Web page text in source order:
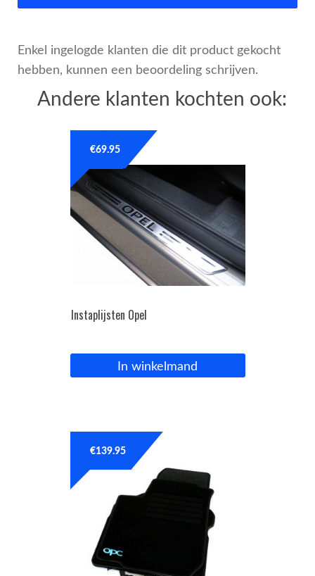
Enkel ingelogde klanten die dit product gekocht
hebben, kunnen een beoordeling schrijven.
Andere klanten kochten ook:
Instaplijsten Opel
€69.95
In winkelmand
€139.95